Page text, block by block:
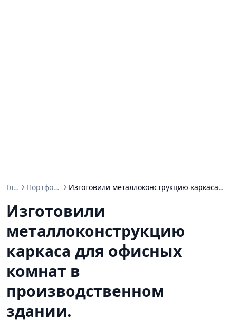
Главная Портфолио проектов Изготовили металлоконструкцию каркаса для офисных комнат в производственном здании.
Изготовили
металлоконструкцию
каркаса для офисных
комнат в
производственном
здании.